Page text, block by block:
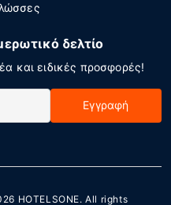
δελτίο
και ειδικές προσφορές!
Εγγραφή
HOTELSONE. All rights